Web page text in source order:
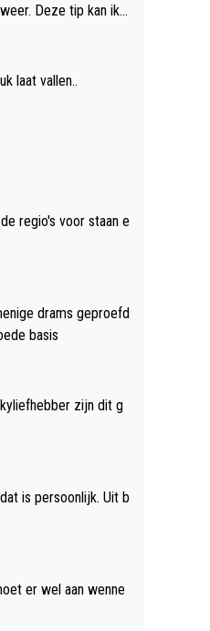
Deze tip kan ik
laat vallen..
regio's voor staan e
drams geproefd
basis
zijn dit g
is persoonlijk. Uit b
er wel aan wenne